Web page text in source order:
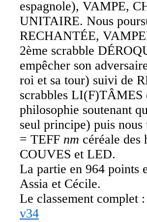
espagnole), VAMPE,
UNITAIRE. Nous
RECHANTÉE,
2ème scrabble
empêcher son
roi et sa tour) suivi de
scrabbles
philosophie soutenant
seul principe) puis
= TEFF nm céréale des
COUVES et LED.
La partie en 964 points
Assia et Cécile.
Le classement complet :
v34